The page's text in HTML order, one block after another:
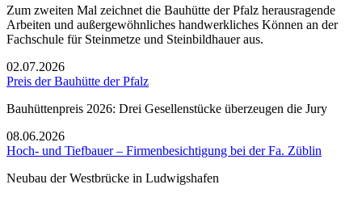
Zum zweiten Mal zeichnet die Bauhütte der Pfalz herausragende
Arbeiten und außergewöhnliches handwerkliches Können an der
Fachschule für Steinmetze und Steinbildhauer aus.
02.07.2026
Preis der Bauhütte der Pfalz
Bauhüttenpreis 2026: Drei Gesellenstücke überzeugen die Jury
08.06.2026
Hoch- und Tiefbauer – Firmenbesichtigung bei der Fa. Züblin
Neubau der Westbrücke in Ludwigshafen